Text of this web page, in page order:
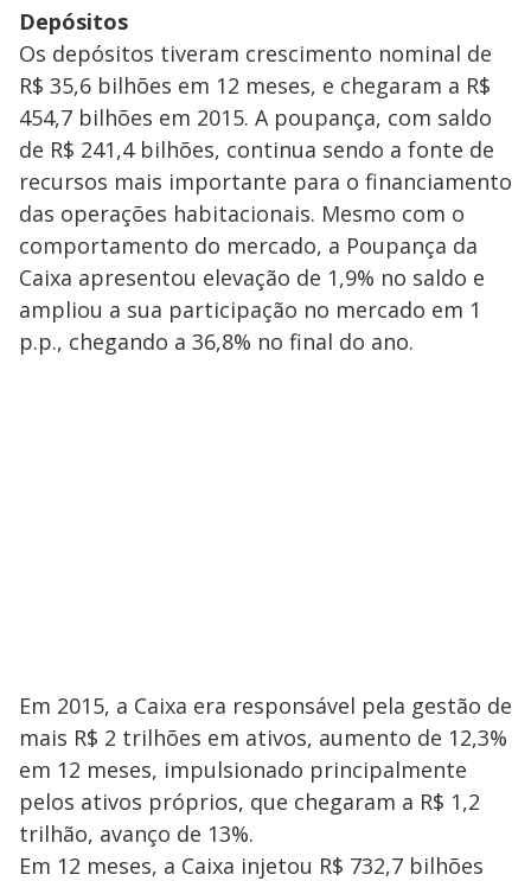
Depósitos
Os depósitos tiveram crescimento nominal de
R$ 35,6 bilhões em 12 meses, e chegaram a R$
454,7 bilhões em 2015. A poupança, com saldo
de R$ 241,4 bilhões, continua sendo a fonte de
recursos mais importante para o financiamento
das operações habitacionais. Mesmo com o
comportamento do mercado, a Poupança da
Caixa apresentou elevação de 1,9% no saldo e
ampliou a sua participação no mercado em 1
p.p., chegando a 36,8% no final do ano.
Em 2015, a Caixa era responsável pela gestão de
mais R$ 2 trilhões em ativos, aumento de 12,3%
em 12 meses, impulsionado principalmente
pelos ativos próprios, que chegaram a R$ 1,2
trilhão, avanço de 13%.
Em 12 meses, a Caixa injetou R$ 732,7 bilhões